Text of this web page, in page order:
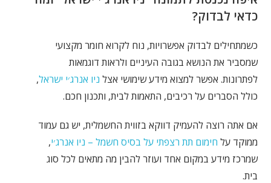
כדאי לבדוק?
כשמתחילים לבדוק אפשרויות, נוח לקרוא חומר מקצועי
שמסביר את הנושא בגובה העיניים ולראות דוגמאות
לפתרונות. אפשר למצוא מידע שימושי אצל ניו אנרג׳י ישראל,
כולל הסברים על רכיבים, התאמות לבית, ותכנון חכם.
אם אתה רוצה להעמיק דווקא בזווית החשמלית, יש גם עמוד
ממוקד על חימום תת רצפתי על בסיס חשמל – ניו אנרג׳י,
שמרכז מידע במקום אחד ועוזר להבין מה מתאים לכל סוג
בית.